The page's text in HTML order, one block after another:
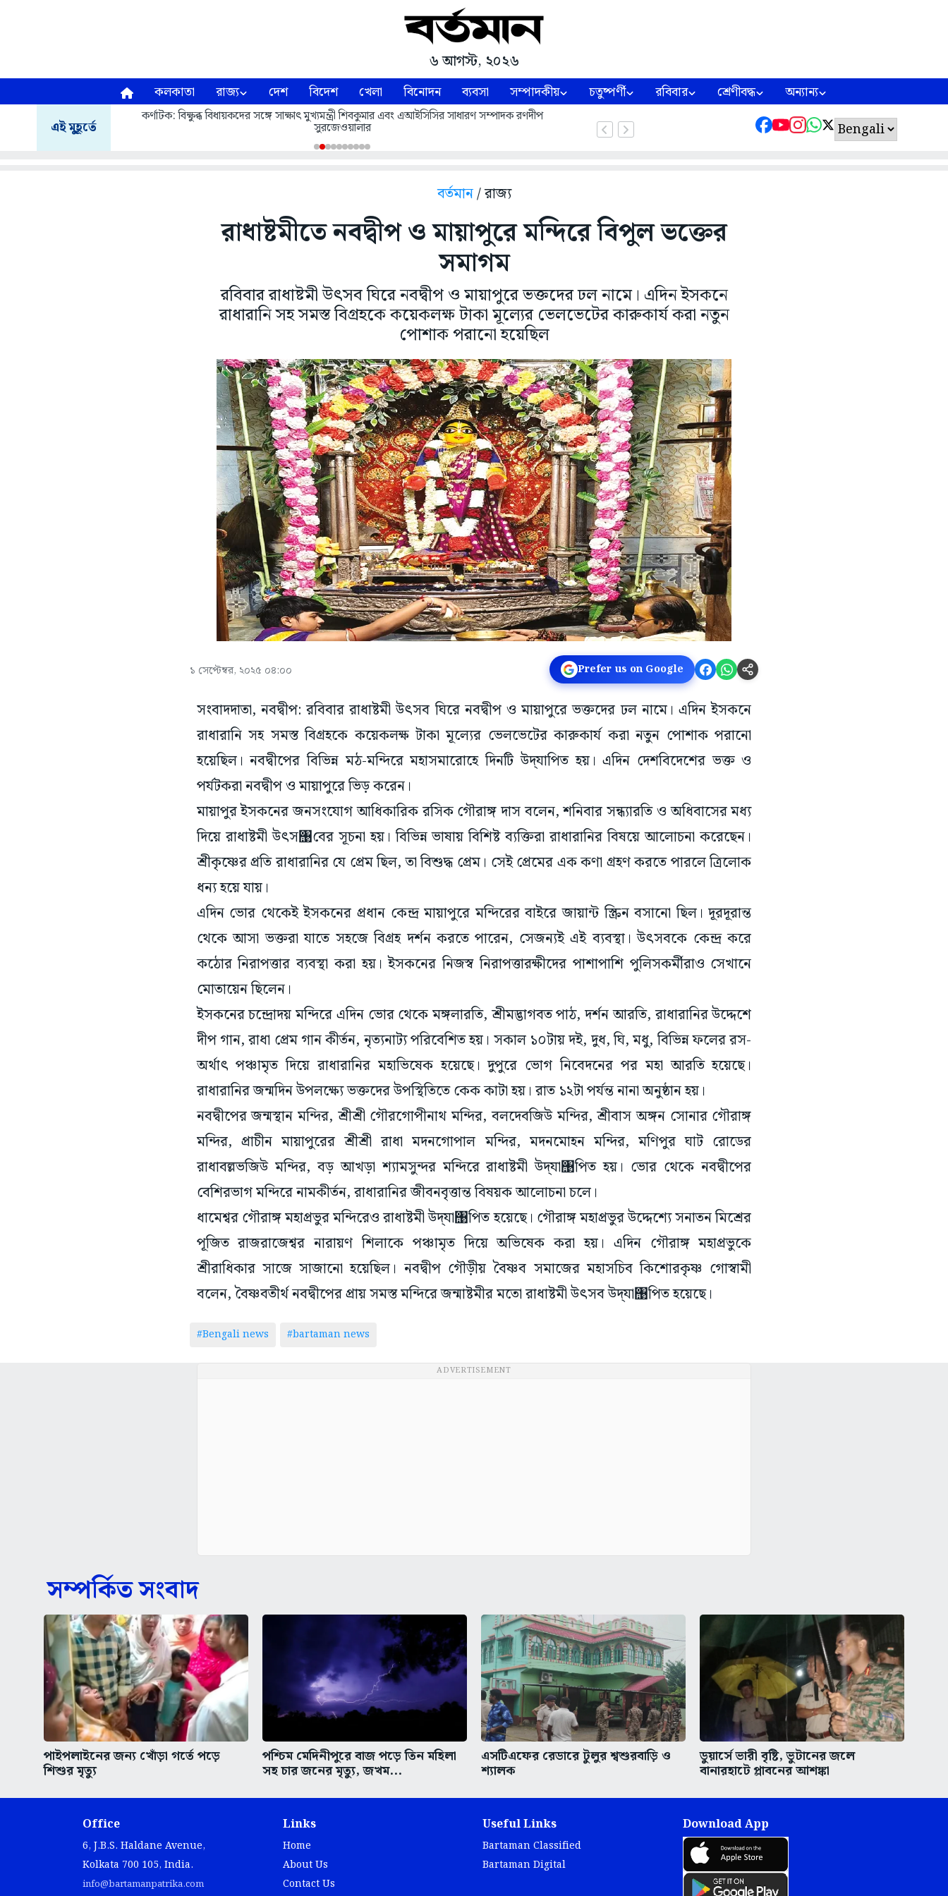
৬ আগস্ট, ২০২৬
কলকাতা রাজ্য দেশ বিদেশ খেলা বিনোদন ব্যবসা সম্পাদকীয় চতুষ্পর্ণী রবিবার শ্রেণীবদ্ধ অন্যান্য
এই মুহূর্তে
কর্ণাটক: বিক্ষুব্ধ বিধায়কদের সঙ্গে সাক্ষাৎ মুখ্যমন্ত্রী শিবকুমার এবং এআইসিসির সাধারণ সম্পাদক রণদীপ
সুরজেওয়ালার
বর্তমান/ রাজ্য
রাধাষ্টমীতে নবদ্বীপ ও মায়াপুরে মন্দিরে বিপুল ভক্তের
সমাগম
রবিবার রাধাষ্টমী উৎসব ঘিরে নবদ্বীপ ও মায়াপুরে ভক্তদের ঢল নামে। এদিন ইসকনে
রাধারানি সহ সমস্ত বিগ্রহকে কয়েকলক্ষ টাকা মূল্যের ভেলভেটের কারুকার্য করা নতুন
পোশাক পরানো হয়েছিল
১ সেপ্টেম্বর, ২০২৫ ০৪:০০ Prefer us on Google
সংবাদদাতা, নবদ্বীপ: রবিবার রাধাষ্টমী উৎসব ঘিরে নবদ্বীপ ও মায়াপুরে ভক্তদের ঢল নামে। এদিন ইসকনে
রাধারানি সহ সমস্ত বিগ্রহকে কয়েকলক্ষ টাকা মূল্যের ভেলভেটের কারুকার্য করা নতুন পোশাক পরানো
হয়েছিল। নবদ্বীপের বিভিন্ন মঠ-মন্দিরে মহাসমারোহে দিনটি উদ্‌যাপিত হয়। এদিন দেশবিদেশের ভক্ত ও
পর্যটকরা নবদ্বীপ ও মায়াপুরে ভিড় করেন।
মায়াপুর ইসকনের জনসংযোগ আধিকারিক রসিক গৌরাঙ্গ দাস বলেন, শনিবার সন্ধ্যারতি ও অধিবাসের মধ্য
দিয়ে রাধাষ্টমী উৎস঩বের সূচনা হয়। বিভিন্ন ভাষায় বিশিষ্ট ব্যক্তিরা রাধারানির বিষয়ে আলোচনা করেছেন।
শ্রীকৃষ্ণের প্রতি রাধারানির যে প্রেম ছিল, তা বিশুদ্ধ প্রেম। সেই প্রেমের এক কণা গ্রহণ করতে পারলে ত্রিলোক
ধন্য হয়ে যায়।
এদিন ভোর থেকেই ইসকনের প্রধান কেন্দ্র মায়াপুরে মন্দিরের বাইরে জায়ান্ট স্ক্রিন বসানো ছিল। দূরদূরান্ত
থেকে আসা ভক্তরা যাতে সহজে বিগ্রহ দর্শন করতে পারেন, সেজন্যই এই ব্যবস্থা। উৎসবকে কেন্দ্র করে
কঠোর নিরাপত্তার ব্যবস্থা করা হয়। ইসকনের নিজস্ব নিরাপত্তারক্ষীদের পাশাপাশি পুলিসকর্মীরাও সেখানে
মোতায়েন ছিলেন।
ইসকনের চন্দ্রোদয় মন্দিরে এদিন ভোর থেকে মঙ্গলারতি, শ্রীমদ্ভাগবত পাঠ, দর্শন আরতি, রাধারানির উদ্দেশে
দীপ গান, রাধা প্রেম গান কীর্তন, নৃত্যনাট্য পরিবেশিত হয়। সকাল ১০টায় দই, দুধ, ঘি, মধু, বিভিন্ন ফলের রস-
অর্থাৎ পঞ্চামৃত দিয়ে রাধারানির মহাভিষেক হয়েছে। দুপুরে ভোগ নিবেদনের পর মহা আরতি হয়েছে।
রাধারানির জন্মদিন উপলক্ষ্যে ভক্তদের উপস্থিতিতে কেক কাটা হয়। রাত ১২টা পর্যন্ত নানা অনুষ্ঠান হয়।
নবদ্বীপের জন্মস্থান মন্দির, শ্রীশ্রী গৌরগোপীনাথ মন্দির, বলদেবজিউ মন্দির, শ্রীবাস অঙ্গন সোনার গৌরাঙ্গ
মন্দির, প্রাচীন মায়াপুরের শ্রীশ্রী রাধা মদনগোপাল মন্দির, মদনমোহন মন্দির, মণিপুর ঘাট রোডের
রাধাবল্লভজিউ মন্দির, বড় আখড়া শ্যামসুন্দর মন্দিরে রাধাষ্টমী উদ্‌যা঩পিত হয়। ভোর থেকে নবদ্বীপের
বেশিরভাগ মন্দিরে নামকীর্তন, রাধারানির জীবনবৃত্তান্ত বিষয়ক আলোচনা চলে।
ধামেশ্বর গৌরাঙ্গ মহাপ্রভুর মন্দিরেও রাধাষ্টমী উদ্‌যা঩পিত হয়েছে। গৌরাঙ্গ মহাপ্রভুর উদ্দেশ্যে সনাতন মিশ্রের
পূজিত রাজরাজেশ্বর নারায়ণ শিলাকে পঞ্চামৃত দিয়ে অভিষেক করা হয়। এদিন গৌরাঙ্গ মহাপ্রভুকে
শ্রীরাধিকার সাজে সাজানো হয়েছিল। নবদ্বীপ গৌড়ীয় বৈষ্ণব সমাজের মহাসচিব কিশোরকৃষ্ণ গোস্বামী
বলেন, বৈষ্ণবতীর্থ নবদ্বীপের প্রায় সমস্ত মন্দিরে জন্মাষ্টমীর মতো রাধাষ্টমী উৎসব উদ্‌যা঩পিত হয়েছে।
#Bengali news #bartaman news
ADVERTISEMENT
সম্পর্কিত সংবাদ
পাইপলাইনের জন্য খোঁড়া গর্তে পড়ে
শিশুর মৃত্যু
পশ্চিম মেদিনীপুরে বাজ পড়ে তিন মহিলা
সহ চার জনের মৃত্যু, জখম...
এসটিএফের রেডারে টুলুর শ্বশুরবাড়ি ও
শ্যালক
ডুয়ার্সে ভারী বৃষ্টি, ভুটানের জলে
বানারহাটে প্লাবনের আশঙ্কা
Office
6, J.B.S. Haldane Avenue,
Kolkata 700 105, India.
info@bartamanpatrika.com
Links
Home
About Us
Contact Us
Useful Links
Bartaman Classified
Bartaman Digital
Download App